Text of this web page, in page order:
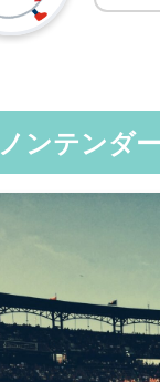
ノンテンダ